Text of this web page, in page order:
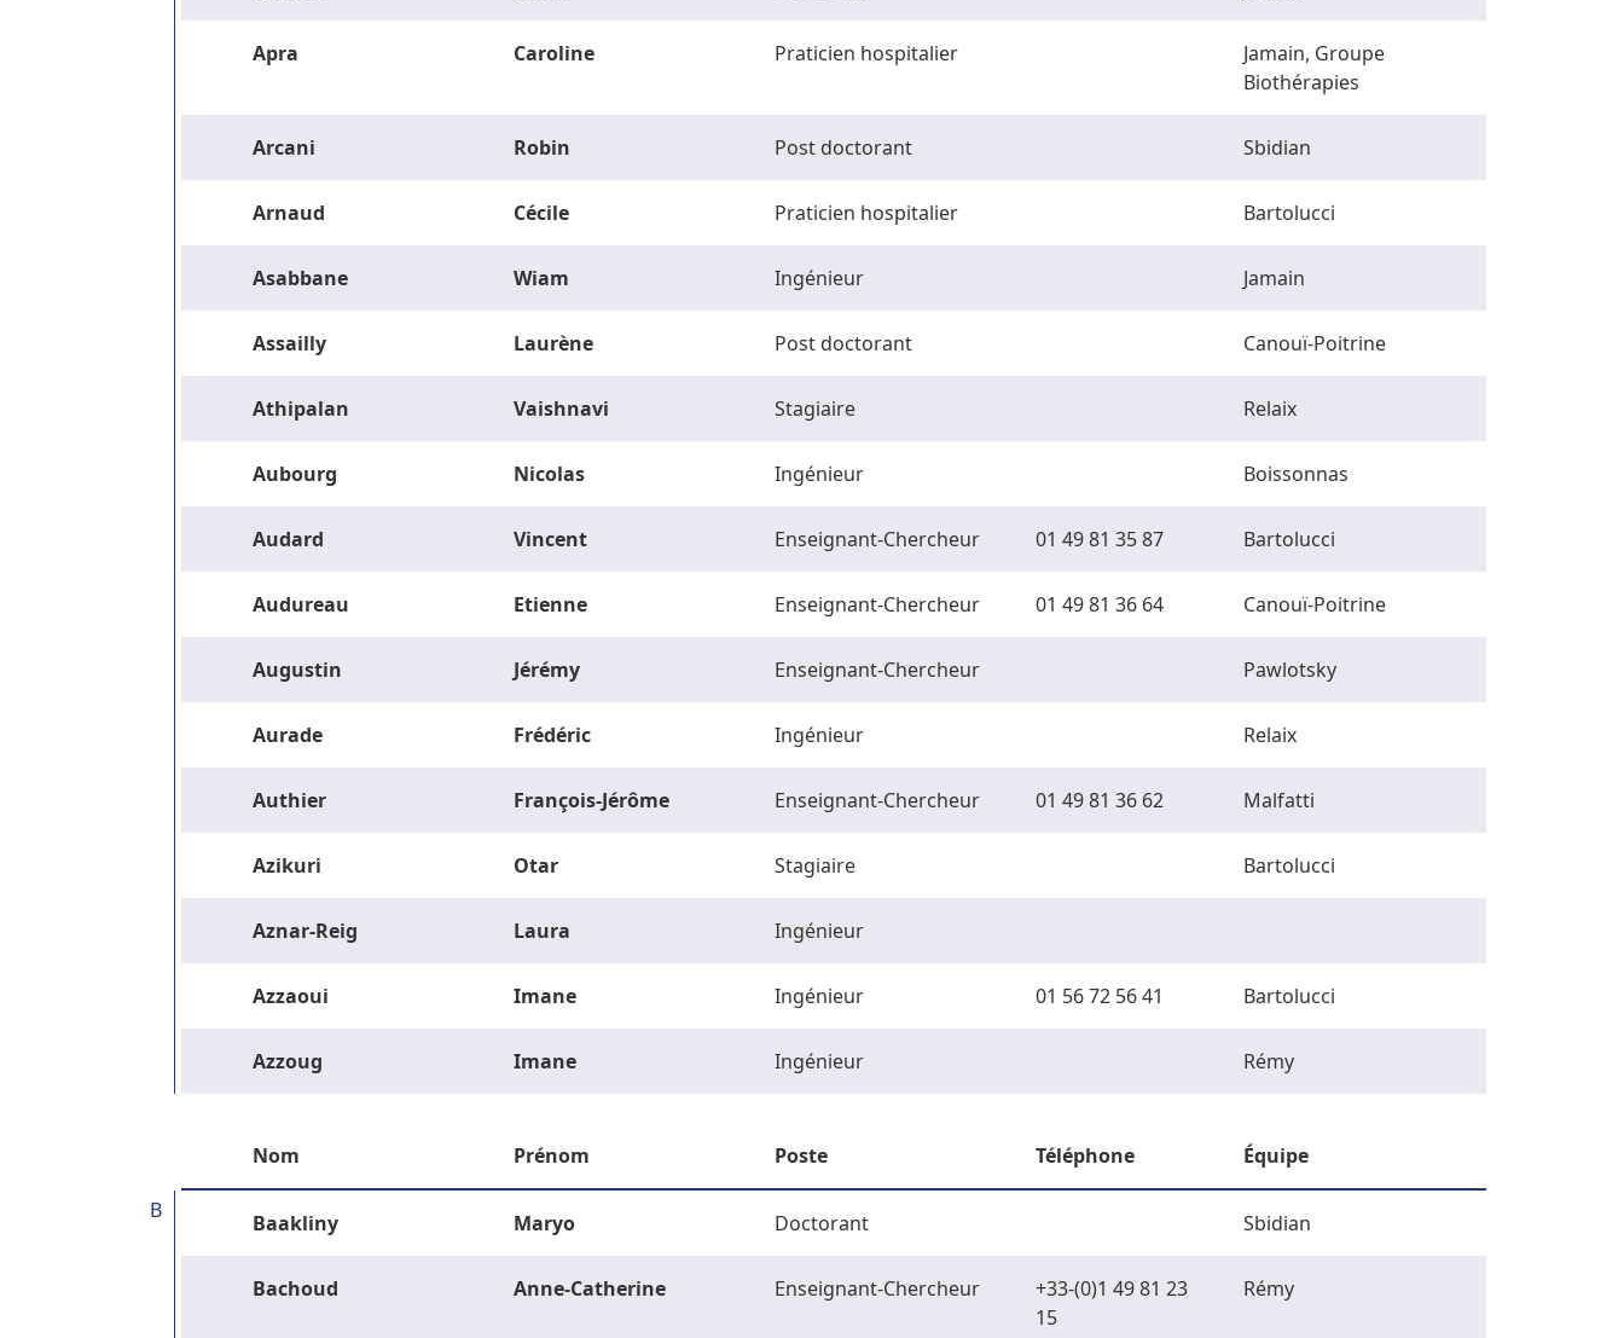
Apra Caroline Praticien hospitalier
Jamain, Groupe
Biothérapies
Arcani Robin Post doctorant Sbidian
Arnaud Cécile Praticien hospitalier Bartolucci
Asabbane Wiam Ingénieur Jamain
Assailly Laurène Post doctorant Canouï-Poitrine
Athipalan Vaishnavi Stagiaire Relaix
Aubourg Nicolas Ingénieur Boissonnas
Audard Vincent Enseignant-Chercheur 01 49 81 35 87 Bartolucci
Audureau Etienne Enseignant-Chercheur 01 49 81 36 64 Canouï-Poitrine
Augustin Jérémy Enseignant-Chercheur Pawlotsky
Aurade Frédéric Ingénieur Relaix
Authier François-Jérôme Enseignant-Chercheur 01 49 81 36 62 Malfatti
Azikuri Otar Stagiaire Bartolucci
Aznar-Reig Laura Ingénieur
Azzaoui Imane Ingénieur 01 56 72 56 41 Bartolucci
Azzoug Imane Ingénieur Rémy
Nom Prénom Poste Téléphone Équipe
B Baakliny Maryo Doctorant Sbidian
Bachoud Anne-Catherine Enseignant-Chercheur
+33-(0)1 49 81 23
15
Rémy